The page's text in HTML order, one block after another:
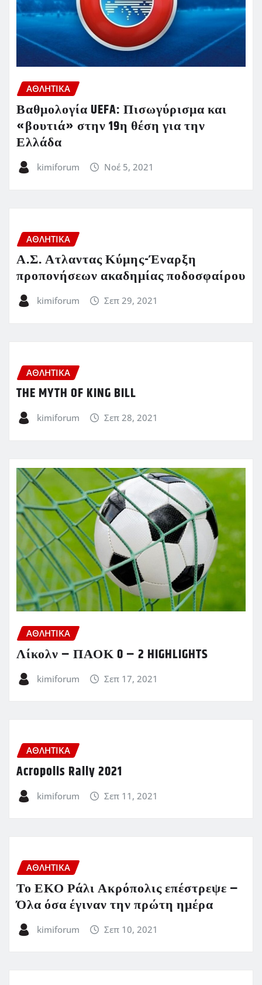
ΑΘΛΗΤΙΚΑ
Βαθμολογία UEFA: Πισωγύρισμα και
«βουτιά» στην 19η θέση για την
Ελλάδα
kimiforum Νοέ 5, 2021
ΑΘΛΗΤΙΚΑ
Α.Σ. Ατλαντας Κύμης-Έναρξη
προπονήσεων ακαδημίας ποδοσφαίρου
kimiforum Σεπ 29, 2021
ΑΘΛΗΤΙΚΑ
THE MYTH OF KING BILL
kimiforum Σεπ 28, 2021
ΑΘΛΗΤΙΚΑ
Λίκολν – ΠΑΟΚ 0 – 2 HIGHLIGHTS
kimiforum Σεπ 17, 2021
ΑΘΛΗΤΙΚΑ
Acropolis Rally 2021
kimiforum Σεπ 11, 2021
ΑΘΛΗΤΙΚΑ
Το ΕΚΟ Ράλι Ακρόπολις επέστρεψε –
Όλα όσα έγιναν την πρώτη ημέρα
kimiforum Σεπ 10, 2021